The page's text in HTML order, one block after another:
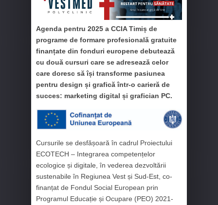
Agenda pentru 2025 a CCIA Timiș de
programe de formare profesională gratuite
finanțate din fonduri europene debutează
cu două cursuri care se adresează celor
care doresc să își transforme pasiunea
pentru design și grafică într-o carieră de
succes: marketing digital și grafician PC.
Cursurile se desfășoară în cadrul Proiectului
ECOTECH – Integrarea competențelor
ecologice și digitale, în vederea dezvoltării
sustenabile în Regiunea Vest și Sud-Est, co-
finanțat de Fondul Social European prin
Programul Educație și Ocupare (PEO) 2021-